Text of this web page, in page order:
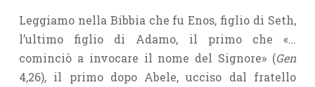
Leggiamo nella Bibbia che fu Enos, figlio di Seth,
l’ultimo figlio di Adamo, il primo che «…
cominciò a invocare il nome del Signore» (Gen
4,26), il primo dopo Abele, ucciso dal fratello